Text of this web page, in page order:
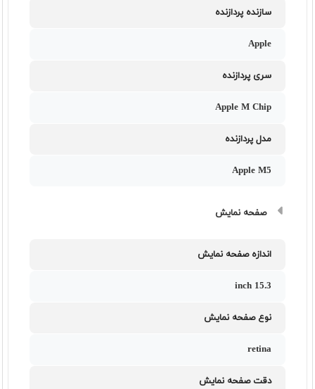
سازنده پردازنده
Apple
سری پردازنده
Apple M Chip
مدل پردازنده
Apple M5
صفحه نمایش
اندازه صفحه نمایش
15.3 inch
نوع صفحه نمایش
retina
دقت صفحه نمایش